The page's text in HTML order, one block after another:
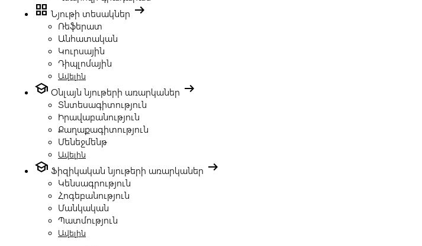
grid_view Նյութի տեսակներ arrow_right_alt
Ռեֆերատ
Անհատական
Կուրսային
Դիպլոմային
Ավելին
school Օնլայն նյութերի առարկաներ arrow_right_alt
Տնտեսագիտություն
Իրավաբանություն
Քաղաքագիտություն
Մենեջմենթ
Ավելին
school Ֆիզիկական նյութերի առարկաներ arrow_right_alt
Կենսագրություն
Հոգեբանություն
Մանկական
Պատմություն
Ավելին